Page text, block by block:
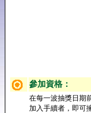
參加資格：
在每一波抽獎日期
加入手續者，即可